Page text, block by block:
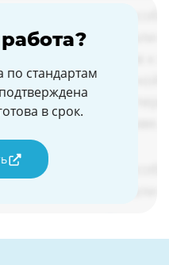
стандартам
в срок.